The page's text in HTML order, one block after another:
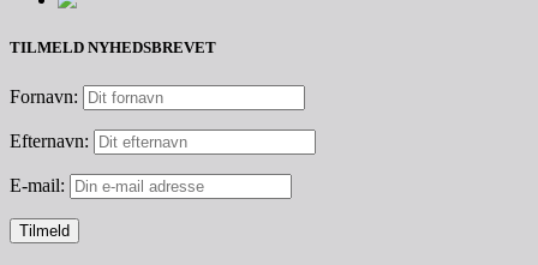
TILMELD NYHEDSBREVET
Fornavn:
Efternavn:
E-mail: